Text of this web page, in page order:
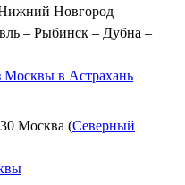
Новгород –
– Рыбинск – Дубна –
Москвы в Астрахань
Москва (Северный